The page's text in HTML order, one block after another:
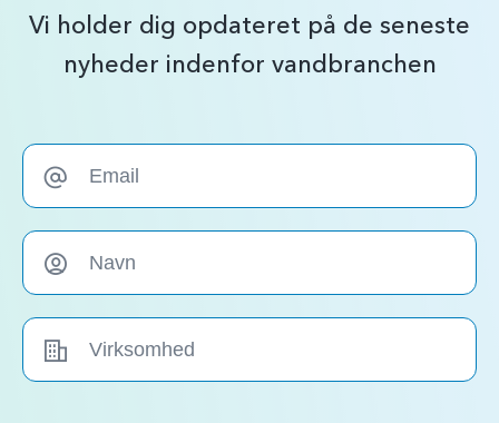
Vi holder dig opdateret på de seneste
nyheder indenfor vandbranchen